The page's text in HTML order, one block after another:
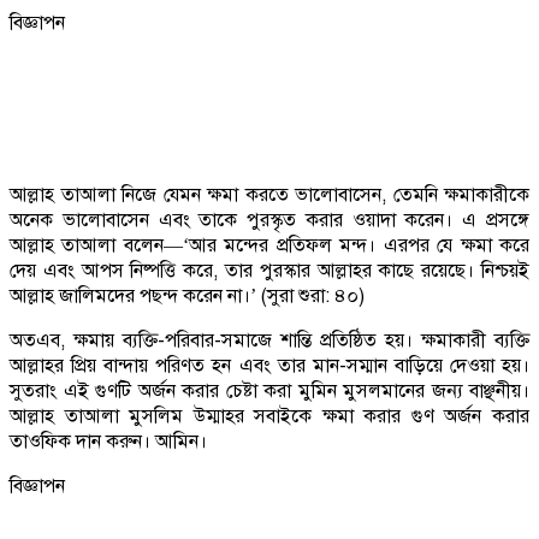
বিজ্ঞাপন
আল্লাহ তাআলা নিজে যেমন ক্ষমা করতে ভালোবাসেন, তেমনি ক্ষমাকারীকে
অনেক ভালোবাসেন এবং তাকে পুরস্কৃত করার ওয়াদা করেন। এ প্রসঙ্গে
আল্লাহ তাআলা বলেন—‘আর মন্দের প্রতিফল মন্দ। এরপর যে ক্ষমা করে
দেয় এবং আপস নিষ্পত্তি করে, তার পুরস্কার আল্লাহর কাছে রয়েছে। নিশ্চয়ই
আল্লাহ জালিমদের পছন্দ করেন না।’ (সুরা শুরা: ৪০)
অতএব, ক্ষমায় ব্যক্তি-পরিবার-সমাজে শান্তি প্রতিষ্ঠিত হয়। ক্ষমাকারী ব্যক্তি
আল্লাহর প্রিয় বান্দায় পরিণত হন এবং তার মান-সম্মান বাড়িয়ে দেওয়া হয়।
সুতরাং এই গুণটি অর্জন করার চেষ্টা করা মুমিন মুসলমানের জন্য বাঞ্ছনীয়।
আল্লাহ তাআলা মুসলিম উম্মাহর সবাইকে ক্ষমা করার গুণ অর্জন করার
তাওফিক দান করুন। আমিন।
বিজ্ঞাপন